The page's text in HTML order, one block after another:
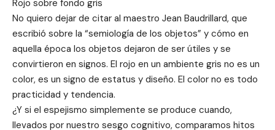
Rojo sobre fondo gris
No quiero dejar de citar al maestro Jean Baudrillard, que
escribió sobre la “semiología de los objetos” y cómo en
aquella época los objetos dejaron de ser útiles y se
convirtieron en signos. El rojo en un ambiente gris no es un
color, es un signo de estatus y diseño. El color no es todo
practicidad y tendencia.
¿Y si el espejismo simplemente se produce cuando,
llevados por nuestro sesgo cognitivo, comparamos hitos